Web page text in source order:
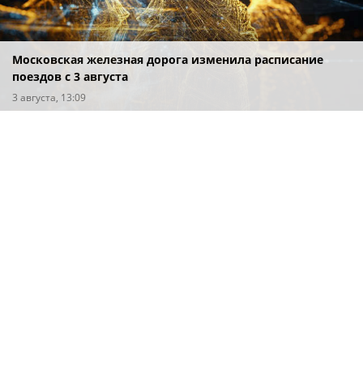
Московская железная дорога изменила расписание
поездов с 3 августа
3 августа, 13:09